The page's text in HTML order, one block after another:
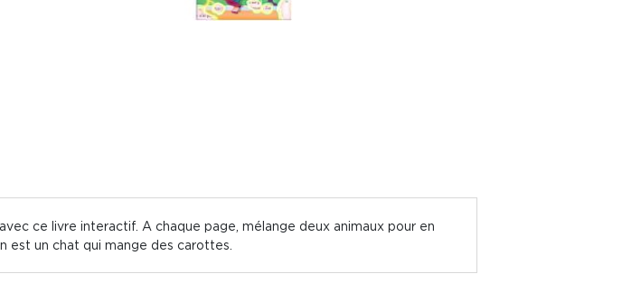
ce livre interactif. A chaque page, mélange deux animaux pour en
est un chat qui mange des carottes.